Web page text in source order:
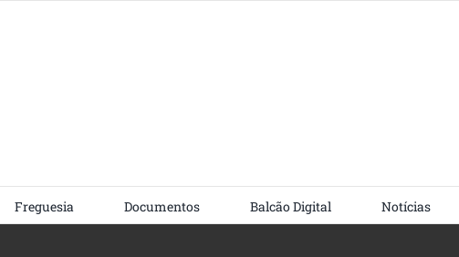
Freguesia Documentos Balcão Digital Notícias
Públicas no ano 2024